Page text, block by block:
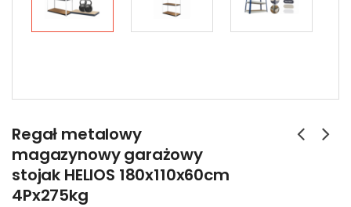
Regał metalowy
magazynowy garażowy
stojak HELIOS 180x110x60cm
4Px275kg